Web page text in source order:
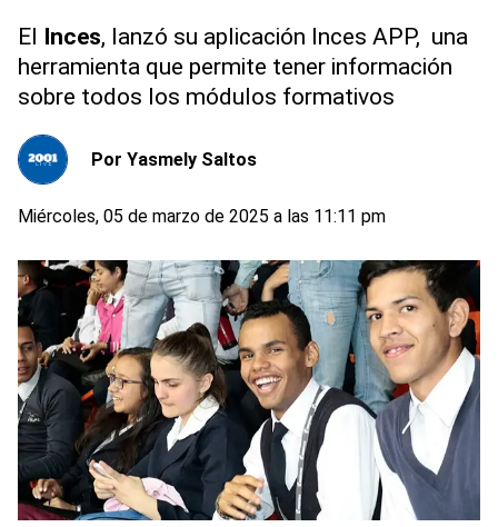
El Inces, lanzó su aplicación Inces APP, una
herramienta que permite tener información
sobre todos los módulos formativos
Por Yasmely Saltos
Miércoles, 05 de marzo de 2025 a las 11:11 pm